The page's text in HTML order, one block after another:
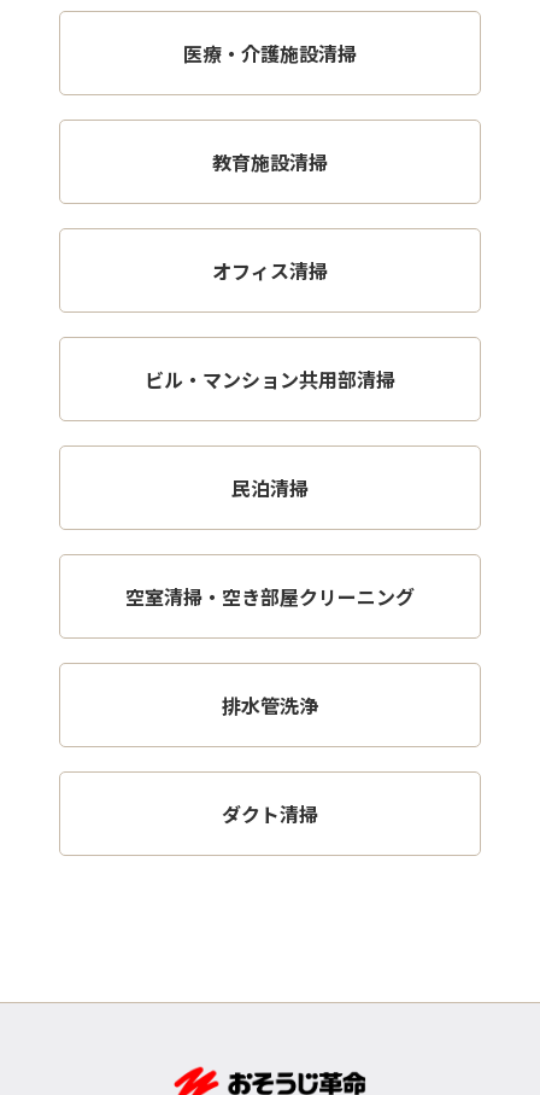
医療・介護施設清掃
教育施設清掃
オフィス清掃
ビル・マンション共用部清掃
民泊清掃
空室清掃・空き部屋クリーニング
排水管洗浄
ダクト清掃